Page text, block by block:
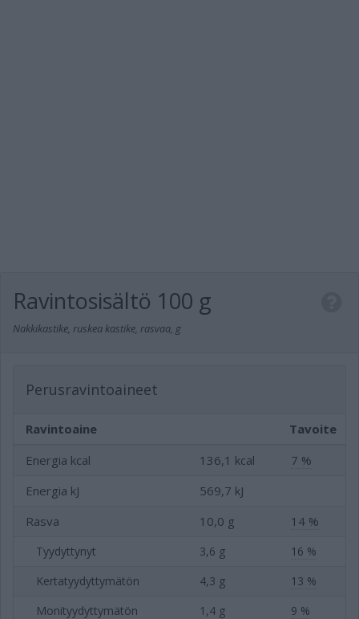
Ravintosisältö 100 g
Nakkikastike, ruskea kastike, rasvaa, g
Perusravintoaineet
Ravintoaine
Tavoite
Energia kcal
136,1 kcal
7 %
Energia kJ
569,7 kJ
Rasva
10,0 g 14 %
Tyydyttynyt 3,6 g
16 %
Kertatyydyttymätön
4,3 g
13 %
Monityydyttymätön
1,4 g 9 %